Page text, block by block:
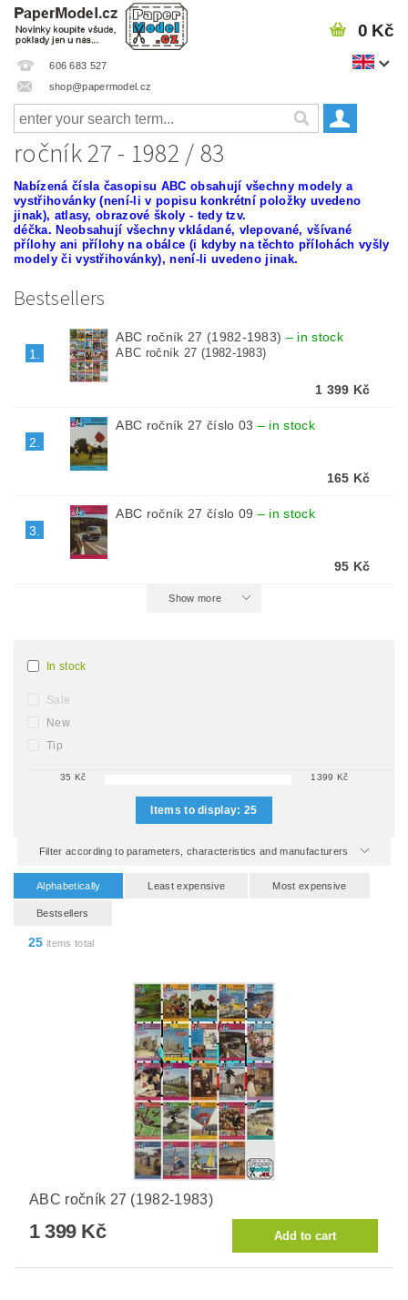
606 683 527
shop@papermodel.cz
0 Kč
ročník 27 - 1982 / 83
Nabízená čísla časopisu ABC obsahují všechny modely a
vystřihovánky (není-li v popisu konkrétní položky uvedeno
jinak), atlasy, obrazové školy - tedy tzv.
déčka. Neobsahují všechny vkládané, vlepované, všívané
přílohy ani přílohy na obálce (i kdyby na těchto přílohách vyšly
modely či vystřihovánky), není-li uvedeno jinak.
Bestsellers
1.
ABC ročník 27 (1982-1983) – in stock
ABC ročník 27 (1982-1983)
1 399 Kč
2.
ABC ročník 27 číslo 03 – in stock
165 Kč
3.
ABC ročník 27 číslo 09 – in stock
95 Kč
Show more
In stock
Sale
New
Tip
35 Kč 1399 Kč
Items to display:25
Filter according to parameters, characteristics and manufacturers
Alphabetically Least expensive Most expensive
Bestsellers
25 items total
ABC ročník 27 (1982-1983)
1 399 Kč